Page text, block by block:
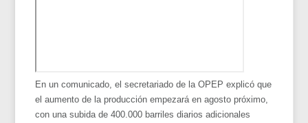
En un comunicado, el secretariado de la OPEP explicó que
el aumento de la producción empezará en agosto próximo,
con una subida de 400.000 barriles diarios adicionales